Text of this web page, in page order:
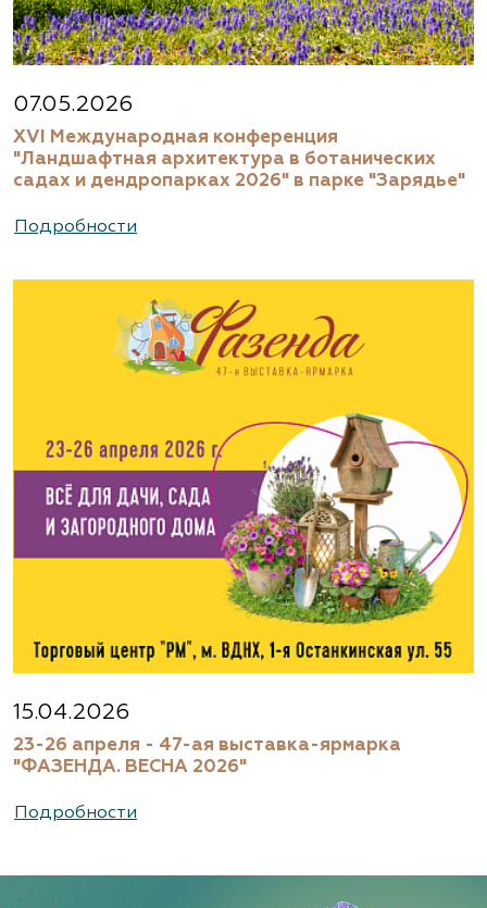
07.05.2026
XVI Международная конференция
"Ландшафтная архитектура в ботанических
садах и дендропарках 2026" в парке "Зарядье"
Подробности
15.04.2026
23-26 апреля - 47-ая выставка-ярмарка
"ФАЗЕНДА. ВЕСНА 2026"
Подробности